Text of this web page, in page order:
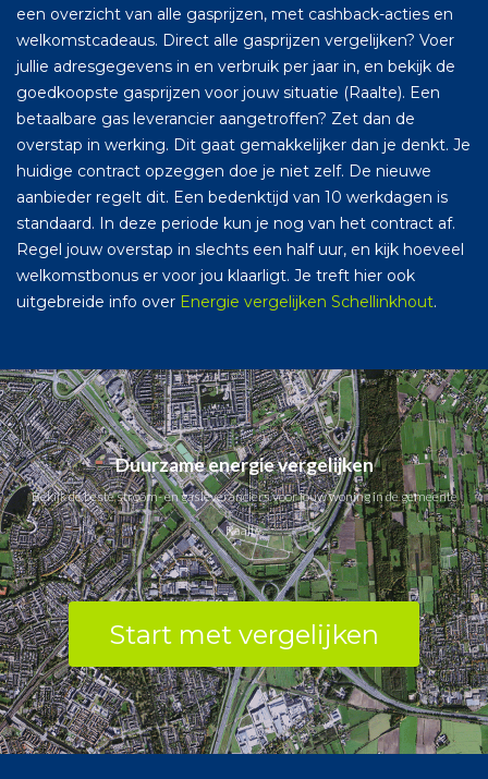
een overzicht van alle gasprijzen, met cashback-acties en
welkomstcadeaus. Direct alle gasprijzen vergelijken? Voer
jullie adresgegevens in en verbruik per jaar in, en bekijk de
goedkoopste gasprijzen voor jouw situatie (Raalte). Een
betaalbare gas leverancier aangetroffen? Zet dan de
overstap in werking. Dit gaat gemakkelijker dan je denkt. Je
huidige contract opzeggen doe je niet zelf. De nieuwe
aanbieder regelt dit. Een bedenktijd van 10 werkdagen is
standaard. In deze periode kun je nog van het contract af.
Regel jouw overstap in slechts een half uur, en kijk hoeveel
welkomstbonus er voor jou klaarligt. Je treft hier ook
uitgebreide info over Energie vergelijken Schellinkhout.
Duurzame energie vergelijken
Bekijk de beste stroom- en gasleveranciers voor jouw woning in de gemeente
Raalte.
Start met vergelijken